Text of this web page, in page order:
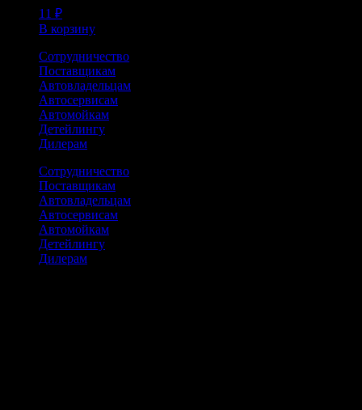
11 ₽
В корзину
Сотрудничество
Поставщикам
Автовладельцам
Автосервисам
Автомойкам
Детейлингу
Дилерам
Сотрудничество
Поставщикам
Автовладельцам
Автосервисам
Автомойкам
Детейлингу
Дилерам